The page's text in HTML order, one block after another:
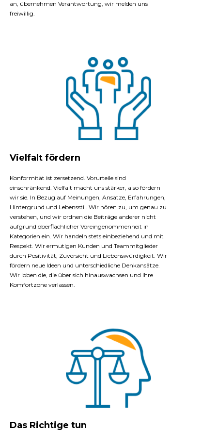
an, übernehmen Verantwortung, wir melden uns
freiwillig.
Vielfalt fördern
Konformität ist zersetzend. Vorurteile sind
einschränkend. Vielfalt macht uns stärker, also fördern
wir sie. In Bezug auf Meinungen, Ansätze, Erfahrungen,
Hintergrund und Lebensstil. Wir hören zu, um genau zu
verstehen, und wir ordnen die Beiträge anderer nicht
aufgrund oberflächlicher Voreingenommenheit in
Kategorien ein. Wir handeln stets einbeziehend und mit
Respekt. Wir ermutigen Kunden und Teammitglieder
durch Positivität, Zuversicht und Liebenswürdigkeit. Wir
fördern neue Ideen und unterschiedliche Denkansätze.
Wir loben die, die über sich hinauswachsen und ihre
Komfortzone verlassen.
Das Richtige tun